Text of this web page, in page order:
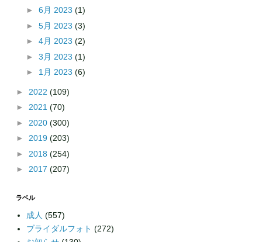
► 6月 2023 (1)
► 5月 2023 (3)
► 4月 2023 (2)
► 3月 2023 (1)
► 1月 2023 (6)
► 2022 (109)
► 2021 (70)
► 2020 (300)
► 2019 (203)
► 2018 (254)
► 2017 (207)
ラベル
成人 (557)
ブライダルフォト (272)